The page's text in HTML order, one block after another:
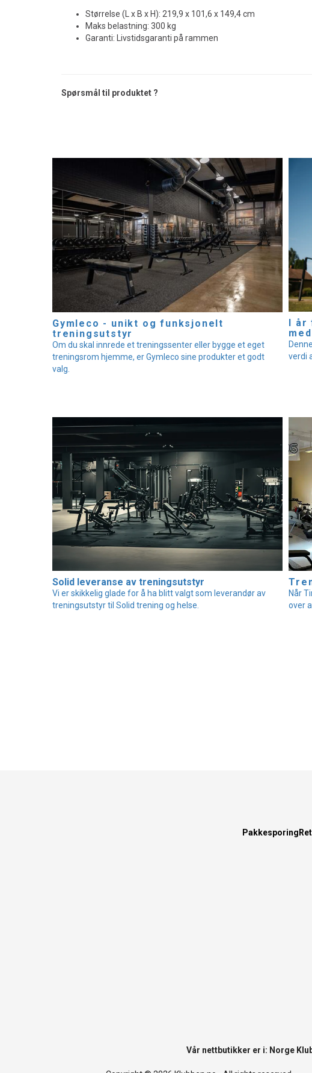
Størrelse (L x B x H): 219,9 x 101,6 x 149,4 cm
Maks belastning: 300 kg
Garanti: Livstidsgaranti på rammen
Spørsmål til produktet ?
Gymleco - unikt og funksjonelt
treningsutstyr
Om du skal innrede et treningssenter eller bygge et eget
treningsrom hjemme, er Gymleco sine produkter et godt
valg.
I
verdi
Solid leveranse av treningsutstyr
Vi er skikkelig glade for å ha blitt valgt som leverandør av
treningsutstyr til Solid trening og helse.
Når
over
Pakkesporing
Vår nettbutikker er i: Norge